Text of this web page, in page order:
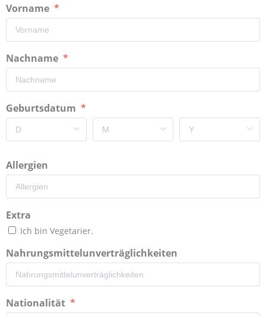
Vorname
Nachname
Geburtsdatum
Allergien
Extra
Ich bin Vegetarier.
Nahrungsmittelunverträglichkeiten
Nationalität